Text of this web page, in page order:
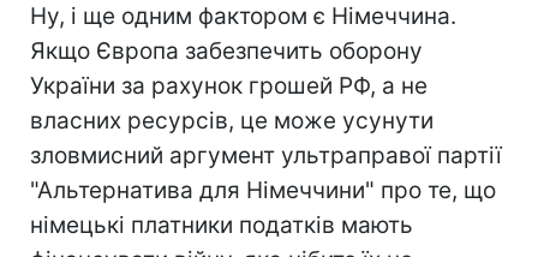
Ну, і ще одним фактором є Німеччина.
Якщо Європа забезпечить оборону
України за рахунок грошей РФ, а не
власних ресурсів, це може усунути
зловмисний аргумент ультраправої партії
"Альтернатива для Німеччини" про те, що
німецькі платники податків мають